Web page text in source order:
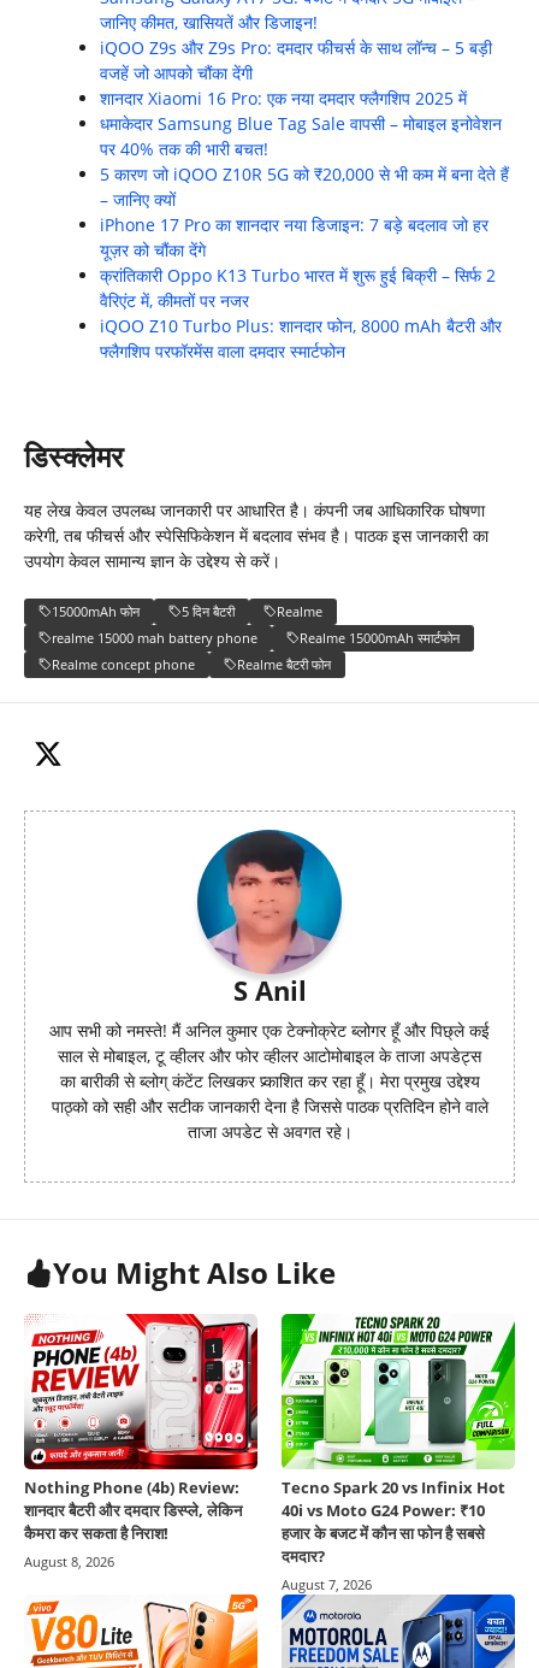
जानिए कीमत, खासियतें और डिजाइन!
iQOO Z9s और Z9s Pro: दमदार फीचर्स के साथ लॉन्च – 5 बड़ी
वजहें जो आपको चौंका देंगी
शानदार Xiaomi 16 Pro: एक नया दमदार फ्लैगशिप 2025 में
धमाकेदार Samsung Blue Tag Sale वापसी – मोबाइल इनोवेशन
पर 40% तक की भारी बचत!
5 कारण जो iQOO Z10R 5G को ₹20,000 से भी कम में बना देते हैं
– जानिए क्यों
iPhone 17 Pro का शानदार नया डिजाइन: 7 बड़े बदलाव जो हर
यूज़र को चौंका देंगे
क्रांतिकारी Oppo K13 Turbo भारत में शुरू हुई बिक्री – सिर्फ 2
वैरिएंट में, कीमतों पर नजर
iQOO Z10 Turbo Plus: शानदार फोन, 8000 mAh बैटरी और
फ्लैगशिप परफॉरमेंस वाला दमदार स्मार्टफोन
डिस्क्लेमर
यह लेख केवल उपलब्ध जानकारी पर आधारित है। कंपनी जब आधिकारिक घोषणा
करेगी, तब फीचर्स और स्पेसिफिकेशन में बदलाव संभव है। पाठक इस जानकारी का
उपयोग केवल सामान्य ज्ञान के उद्देश्य से करें।
15000mAh फोन 5 दिन बैटरी
Realme
realme 15000 mah battery phone
Realme 15000mAh स्मार्टफोन
Realme concept phone
Realme बैटरी फोन
S Anil
आप सभी को नमस्ते! मैं अनिल कुमार एक टेक्नोक्रेट ब्लोगर हूँ और पिछ्ले कई
साल से मोबाइल, टू व्हीलर और फोर व्हीलर आटोमोबाइल के ताजा अपडेट्स
का बारीकी से ब्लोग् कंटेंट लिखकर प्र्काशित कर रहा हूँ। मेरा प्रमुख उद्देश्य
पाठ्को को सही और सटीक जानकारी देना है जिससे पाठक प्रतिदिन होने वाले
ताजा अपडेट से अवगत रहे।
You Might Also Like
Nothing Phone (4b) Review:
शानदार बैटरी और दमदार डिस्प्ले, लेकिन
कैमरा कर सकता है निराश!
August 8, 2026
Tecno Spark 20 vs Infinix Hot
40i vs Moto G24 Power: ₹10
हजार के बजट में कौन सा फोन है सबसे
दमदार?
August 7, 2026